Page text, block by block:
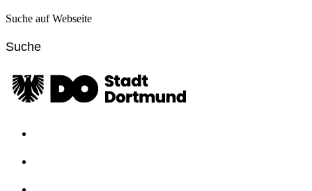
Suche auf Webseite